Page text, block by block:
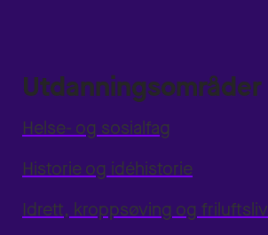
Utdanningsområder
Helse- og sosialfag
Historie og idéhistorie
Idrett, kroppsøving og friluftsliv